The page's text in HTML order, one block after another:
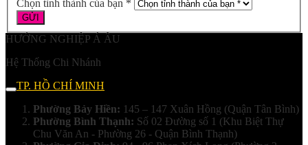
Chọn tỉnh thành của bạn *
HƯỚNG NGHIỆP Á ÂU
Hệ Thống Chi Nhánh
TP. HỒ CHÍ MINH
Phường Bảy Hiền: 145 – 147 Xuân Hồng (Quận Tân Bình)
Phường Bình Thạnh: Số 02 Đường số 1 (Khu Biệt Thự
Chu Văn An - Phường 26 - Quận Bình Thạnh)